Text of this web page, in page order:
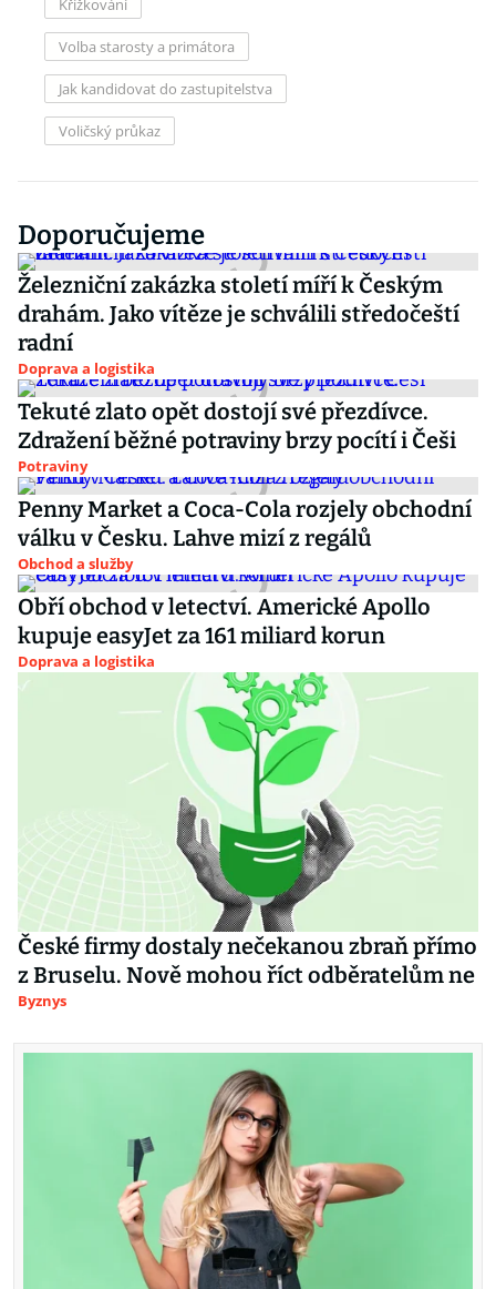
Křížkování
Volba starosty a primátora
Jak kandidovat do zastupitelstva
Voličský průkaz
Doporučujeme
Železniční zakázka století míří k Českým
drahám. Jako vítěze je schválili středočeští
radní
Doprava a logistika
Tekuté zlato opět dostojí své přezdívce.
Zdražení běžné potraviny brzy pocítí i Češi
Potraviny
Penny Market a Coca-Cola rozjely obchodní
válku v Česku. Lahve mizí z regálů
Obchod a služby
Obří obchod v letectví. Americké Apollo
kupuje easyJet za 161 miliard korun
Doprava a logistika
České firmy dostaly nečekanou zbraň přímo
z Bruselu. Nově mohou říct odběratelům ne
Byznys